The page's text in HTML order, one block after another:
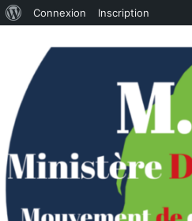
WordPress
Connexion Inscription
contenu